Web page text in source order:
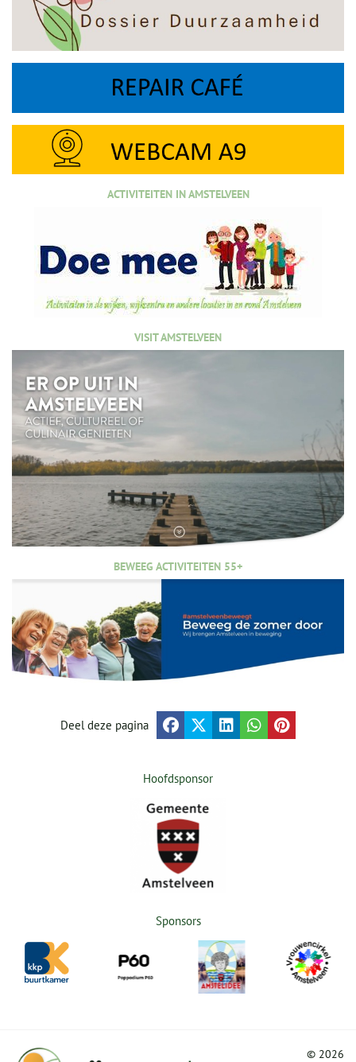
ACTIVITEITEN IN AMSTELVEEN
VISIT AMSTELVEEN
BEWEEG ACTIVITEITEN 55+
Deel deze pagina
Hoofdsponsor
Sponsors
© 2026